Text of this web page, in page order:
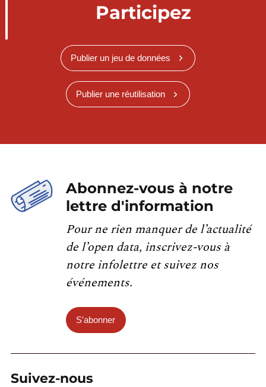
Participez
Publier un jeu de données
Publier une réutilisation
Abonnez-vous à notre
lettre d'information
Pour ne rien manquer de l’actualité
de l’open data, inscrivez-vous à
notre infolettre et suivez nos
événements.
S'abonner
Suivez-nous